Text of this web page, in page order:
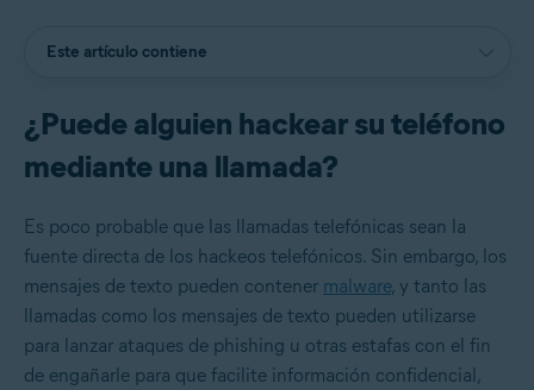
Este artículo contiene
¿Puede alguien hackear su teléfono
mediante una llamada?
Es poco probable que las llamadas telefónicas sean la
fuente directa de los hackeos telefónicos. Sin embargo, los
mensajes de texto pueden contener malware, y tanto las
llamadas como los mensajes de texto pueden utilizarse
para lanzar ataques de phishing u otras estafas con el fin
de engañarle para que facilite información confidencial,